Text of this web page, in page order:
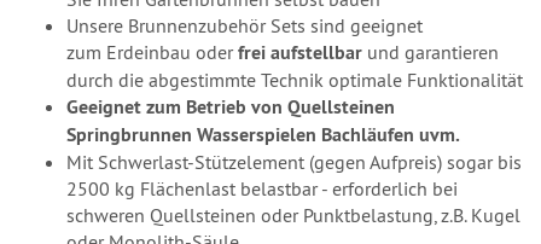
Unsere Brunnenzubehör Sets sind geeignet
zum Erdeinbau oderfrei aufstellbar und garantieren
durch die abgestimmte Technik optimale Funktionalität
Geeignet zum Betrieb von Quellsteinen
Springbrunnen Wasserspielen Bachläufen uvm.
Mit Schwerlast-Stützelement (gegen Aufpreis) sogar bis
2500 kg Flächenlast belastbar - erforderlich bei
schweren Quellsteinen oder Punktbelastung, z.B. Kugel